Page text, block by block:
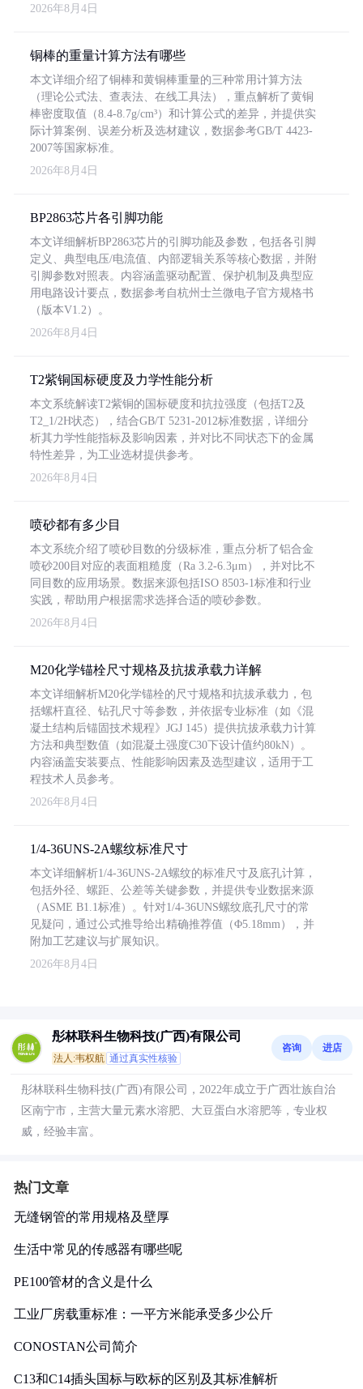
2026年8月4日
铜棒的重量计算方法有哪些
本文详细介绍了铜棒和黄铜棒重量的三种常用计算方法
（理论公式法、查表法、在线工具法），重点解析了黄铜
棒密度取值（8.4-8.7g/cm³）和计算公式的差异，并提供实
际计算案例、误差分析及选材建议，数据参考GB/T 4423-
2007等国家标准。
2026年8月4日
BP2863芯片各引脚功能
本文详细解析BP2863芯片的引脚功能及参数，包括各引脚
定义、典型电压/电流值、内部逻辑关系等核心数据，并附
引脚参数对照表。内容涵盖驱动配置、保护机制及典型应
用电路设计要点，数据参考自杭州士兰微电子官方规格书
（版本V1.2）。
2026年8月4日
T2紫铜国标硬度及力学性能分析
本文系统解读T2紫铜的国标硬度和抗拉强度（包括T2及
T2_1/2H状态），结合GB/T 5231-2012标准数据，详细分
析其力学性能指标及影响因素，并对比不同状态下的金属
特性差异，为工业选材提供参考。
2026年8月4日
喷砂都有多少目
本文系统介绍了喷砂目数的分级标准，重点分析了铝合金
喷砂200目对应的表面粗糙度（Ra 3.2-6.3μm），并对比不
同目数的应用场景。数据来源包括ISO 8503-1标准和行业
实践，帮助用户根据需求选择合适的喷砂参数。
2026年8月4日
M20化学锚栓尺寸规格及抗拔承载力详解
本文详细解析M20化学锚栓的尺寸规格和抗拔承载力，包
括螺杆直径、钻孔尺寸等参数，并依据专业标准（如《混
凝土结构后锚固技术规程》JGJ 145）提供抗拔承载力计算
方法和典型数值（如混凝土强度C30下设计值约80kN）。
内容涵盖安装要点、性能影响因素及选型建议，适用于工
程技术人员参考。
2026年8月4日
1/4-36UNS-2A螺纹标准尺寸
本文详细解析1/4-36UNS-2A螺纹的标准尺寸及底孔计算，
包括外径、螺距、公差等关键参数，并提供专业数据来源
（ASME B1.1标准）。针对1/4-36UNS螺纹底孔尺寸的常
见疑问，通过公式推导给出精确推荐值（Φ5.18mm），并
附加工艺建议与扩展知识。
2026年8月4日
彤林联科生物科技(广西)有限公司
法人:韦权航 通过真实性核验
咨询 进店
彤林联科生物科技(广西)有限公司，2022年成立于广西壮族自治
区南宁市，主营大量元素水溶肥、大豆蛋白水溶肥等，专业权
威，经验丰富。
热门文章
无缝钢管的常用规格及壁厚
生活中常见的传感器有哪些呢
PE100管材的含义是什么
工业厂房载重标准：一平方米能承受多少公斤
CONOSTAN公司简介
C13和C14插头国标与欧标的区别及其标准解析